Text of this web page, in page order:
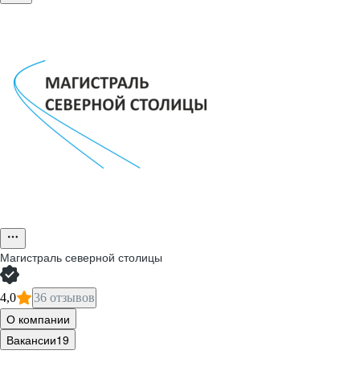
Магистраль северной столицы
4,0 36 отзывов
О компании
Вакансии19